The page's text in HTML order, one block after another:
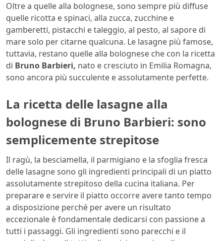
Oltre a quelle alla bolognese, sono sempre più diffuse
quelle ricotta e spinaci, alla zucca, zucchine e
gamberetti, pistacchi e taleggio, al pesto, al sapore di
mare solo per citarne qualcuna. Le lasagne più famose,
tuttavia, restano quelle alla bolognese che con la ricetta
di Bruno Barbieri, nato e cresciuto in Emilia Romagna,
sono ancora più succulente e assolutamente perfette.
La ricetta delle lasagne alla
bolognese di Bruno Barbieri: sono
semplicemente strepitose
Il ragù, la besciamella, il parmigiano e la sfoglia fresca
delle lasagne sono gli ingredienti principali di un piatto
assolutamente strepitoso della cucina italiana. Per
preparare e servire il piatto occorre avere tanto tempo
a disposizione perché per avere un risultato
eccezionale è fondamentale dedicarsi con passione a
tutti i passaggi. Gli ingredienti sono parecchi e il